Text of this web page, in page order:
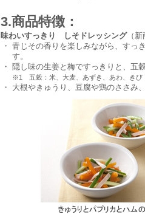
3.商品特徴：
味わいすっきり しそドレッシング（新
・
青じその香りを楽しみながら、すっ
す。
・
隠し味の生姜と梅ですっきりと、五
※1 五穀：米、大麦、あずき、あわ、きび
・ 大根やきゅうり、豆腐や鶏のささみ